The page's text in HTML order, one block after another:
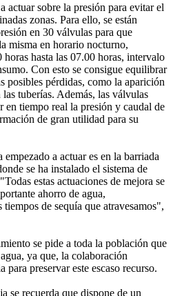
actuar sobre la presión para evitar el
zonas. Para ello, se están
en 30 válvulas para que
misma en horario nocturno,
horas hasta las 07.00 horas, intervalo
Con esto se consigue equilibrar
posibles pérdidas, como la aparición
tuberías. Además, las válvulas
tiempo real la presión y caudal de
de gran utilidad para su
a actuar es en la barriada
se ha instalado el sistema de
estas actuaciones de mejora se
ahorro de agua,
tiempos de sequía que atravesamos",
se pide a toda la población que
ya que, la colaboración
para preservar este escaso recurso.
se recuerda que dispone de un